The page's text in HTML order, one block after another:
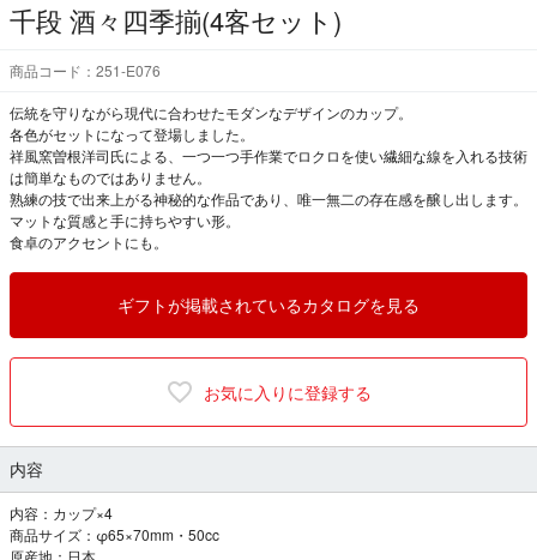
千段 酒々四季揃(4客セット)
商品コード：251-E076
伝統を守りながら現代に合わせたモダンなデザインのカップ。
各色がセットになって登場しました。
祥風窯曽根洋司氏による、一つ一つ手作業でロクロを使い繊細な線を入れる技術
は簡単なものではありません。
熟練の技で出来上がる神秘的な作品であり、唯一無二の存在感を醸し出します。
マットな質感と手に持ちやすい形。
食卓のアクセントにも。
ギフトが掲載されているカタログを見る
お気に入りに登録する
内容
内容：カップ×4
商品サイズ：φ65×70mm・50cc